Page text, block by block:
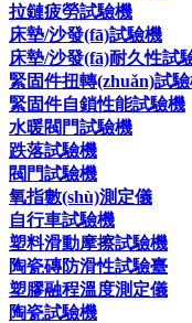
拉鏈疲勞試驗機
床墊/沙發(fā)試驗機
床墊/沙發(fā)耐久性試
緊固件扭轉(zhuǎn)試
緊固件自鎖性能試驗機
水暖閥門試驗機
跌落試驗機
閥門試驗機
氧指數(shù)測定儀
自行車試驗機
塑料滑動摩擦試驗機
陶瓷磚防滑性試驗臺
塑膠融程溫度測定儀
陶瓷試驗機